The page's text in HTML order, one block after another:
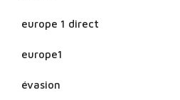
europe 1 direct
europe1
évasion